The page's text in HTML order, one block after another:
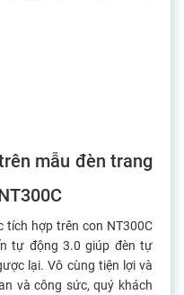
mẫu đèn trang
tích hợp trên con NT300C
tự động 3.0 giúp đèn tự
lại. Vô cùng tiện lợi và
và công sức, quý khách